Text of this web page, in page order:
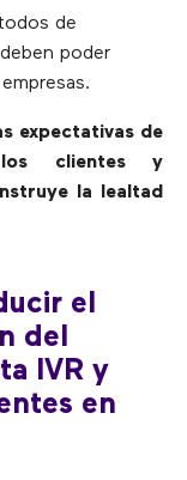
de
poder
expectativas de
los clientes y
la lealtad
el
del
IVR y
en